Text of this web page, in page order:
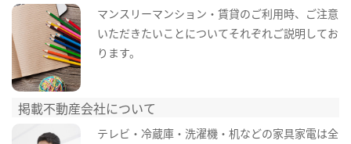
マンスリーマンション・賃貸のご利用時、ご注意
いただきたいことについてそれぞれご説明してお
ります。
掲載不動産会社について
テレビ・冷蔵庫・洗濯機・机などの家具家電は全